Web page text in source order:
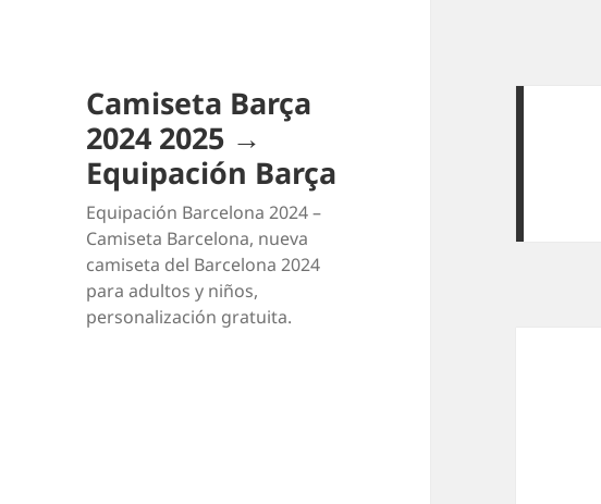
Camiseta Barça
2024 2025 →
Equipación Barça
Equipación Barcelona 2024 –
Camiseta Barcelona, nueva
camiseta del Barcelona 2024
para adultos y niños,
personalización gratuita.